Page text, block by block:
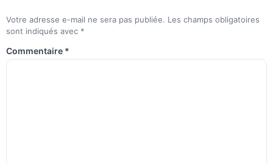
Votre adresse e-mail ne sera pas publiée. Les champs obligatoires
sont indiqués avec *
Commentaire *